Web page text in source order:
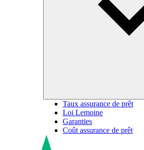
Taux assurance de prêt
Loi Lemoine
Garanties
Coût assurance de prêt